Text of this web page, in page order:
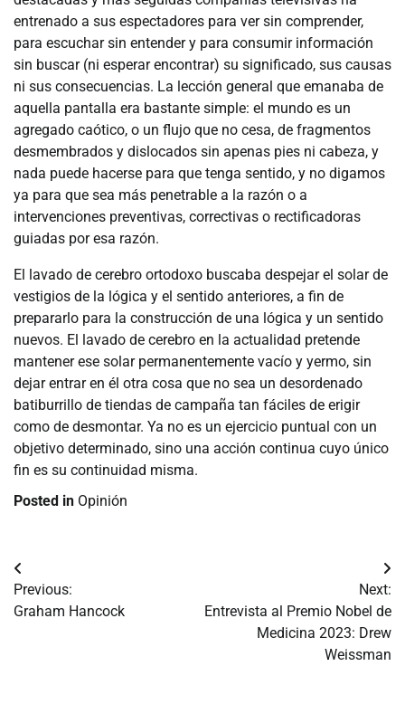
entrenado a sus espectadores para ver sin comprender,
para escuchar sin entender y para consumir información
sin buscar (ni esperar encontrar) su significado, sus causas
ni sus consecuencias. La lección general que emanaba de
aquella pantalla era bastante simple: el mundo es un
agregado caótico, o un flujo que no cesa, de fragmentos
desmembrados y dislocados sin apenas pies ni cabeza, y
nada puede hacerse para que tenga sentido, y no digamos
ya para que sea más penetrable a la razón o a
intervenciones preventivas, correctivas o rectificadoras
guiadas por esa razón.
El lavado de cerebro ortodoxo buscaba despejar el solar de
vestigios de la lógica y el sentido anteriores, a fin de
prepararlo para la construcción de una lógica y un sentido
nuevos. El lavado de cerebro en la actualidad pretende
mantener ese solar permanentemente vacío y yermo, sin
dejar entrar en él otra cosa que no sea un desordenado
batiburrillo de tiendas de campaña tan fáciles de erigir
como de desmontar. Ya no es un ejercicio puntual con un
objetivo determinado, sino una acción continua cuyo único
fin es su continuidad misma.
Posted in Opinión
Navegación
de
Previous:
Graham Hancock
Next:
Entrevista al Premio Nobel de
Medicina 2023: Drew
Weissman